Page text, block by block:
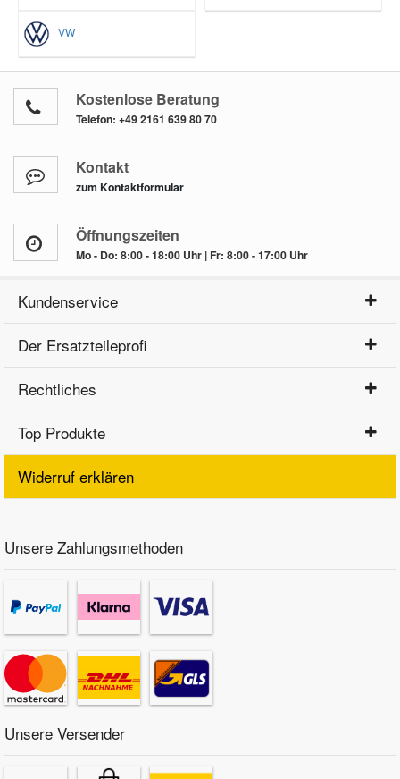
VW
Kostenlose Beratung
Telefon: +49 2161 639 80 70
Kontakt
zum Kontaktformular
Öffnungszeiten
Mo - Do: 8:00 - 18:00 Uhr | Fr: 8:00 - 17:00 Uhr
Kundenservice
Der Ersatzteileprofi
Rechtliches
Top Produkte
Widerruf erklären
Unsere Zahlungsmethoden
Unsere Versender